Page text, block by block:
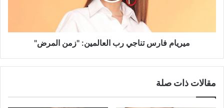
ميريام فارس تناجي رب العالمين: "زمن المرض"
مقالات ذات صلة